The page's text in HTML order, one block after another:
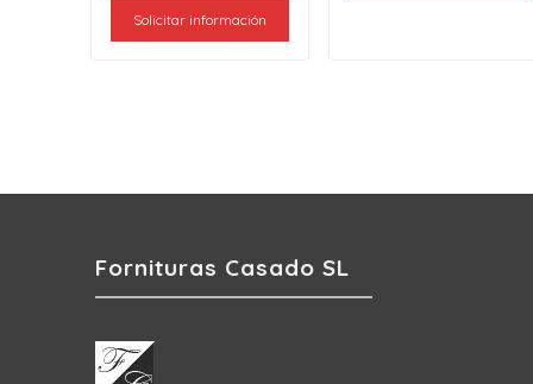
Solicitar información
Fornituras Casado SL